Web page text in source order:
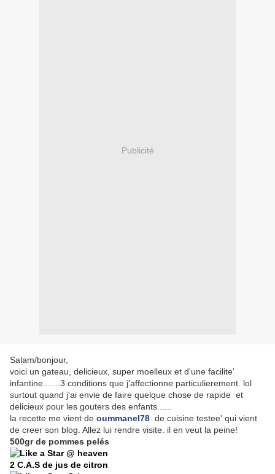
Publicité
Salam/bonjour,
voici un gateau, delicieux, super moelleux et d'une facilite'
infantine.......3 conditions que j'affectionne particulierement. lol
surtout quand j'ai envie de faire quelque chose de rapide et
delicieux pour les gouters des enfants......
la recette me vient de oummanel78 de cuisine testee' qui vient
de creer son blog. Allez lui rendre visite. il en veut la peine!
500gr de pommes pelés
2 C.A.S de jus de citron